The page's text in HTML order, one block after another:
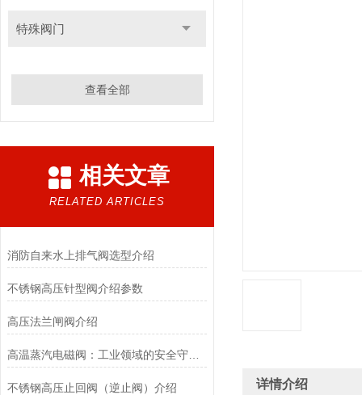
特殊阀门
查看全部
相关文章
RELATED ARTICLES
消防自来水上排气阀选型介绍
不锈钢高压针型阀介绍参数
高压法兰闸阀介绍
不锈钢高压止回阀（逆止阀）介绍 详情介绍